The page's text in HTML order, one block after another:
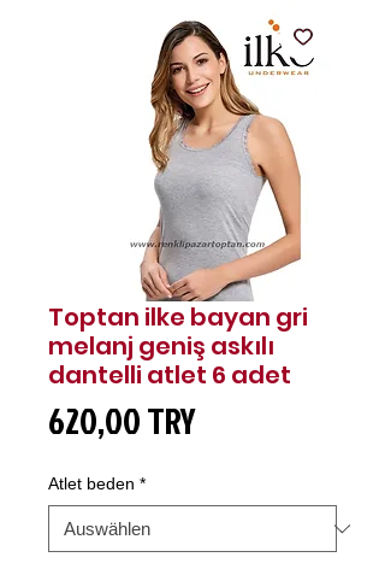
Toptan ilke bayan gri
melanj geniş askılı
dantelli atlet 6 adet
620,00 TRYPreis
Atlet beden *